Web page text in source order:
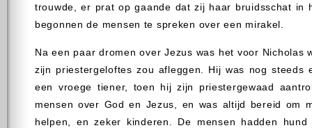
trouwde, er prat op gaande dat zij haar bruidsschat in
begonnen de mensen te spreken over een mirakel.
Na een paar dromen over Jezus was het voor Nicholas
zijn priestergeloftes zou afleggen. Hij was nog steeds
een vroege tiener, toen hij zijn priestergewaad
mensen over God en Jezus, en was altijd bereid om
helpen, en zeker kinderen. De mensen hadden